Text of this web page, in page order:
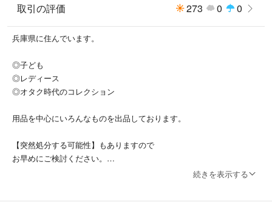
取引の評価 273 0 0
兵庫県に住んでいます。
◎子ども
◎レディース
◎オタク時代のコレクション
用品を中心にいろんなものを出品しております。
【突然処分する可能性】もありますので
お早めにご検討ください。
続きを表示する